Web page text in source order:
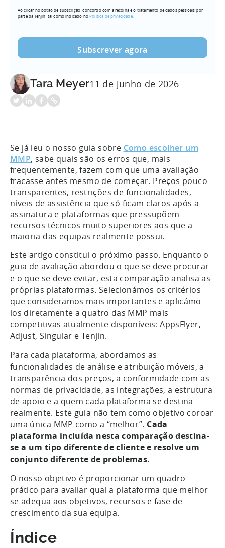
e-
(Obrigatório)
Ao clicar no botão de subscrição, concordo com a recolha e o tratamento de dados pessoais por
parte da Tenjin, tal como indicado noPolítica de privacidade.
Tara Meyer11 de junho de 2026
Se já leu o nosso guia sobre Como escolher um
MMP, sabe quais são os erros que, mais
frequentemente, fazem com que uma avaliação
fracasse antes mesmo de começar. Preços pouco
transparentes, restrições de funcionalidades,
níveis de assistência que só ficam claros após a
assinatura e plataformas que pressupõem
recursos técnicos muito superiores aos que a
maioria das equipas realmente possui.
Este artigo constitui o próximo passo. Enquanto o
guia de avaliação abordou o que se deve procurar
e o que se deve evitar, esta comparação analisa as
próprias plataformas. Selecionámos os critérios
que consideramos mais importantes e aplicámo-
los diretamente a quatro das MMP mais
competitivas atualmente disponíveis: AppsFlyer,
Adjust, Singular e Tenjin.
Para cada plataforma, abordamos as
funcionalidades de análise e atribuição móveis, a
transparência dos preços, a conformidade com as
normas de privacidade, as integrações, a estrutura
de apoio e a quem cada plataforma se destina
realmente. Este guia não tem como objetivo coroar
uma única MMP como a “melhor”. Cada
plataforma incluída nesta comparação destina-
se a um tipo diferente de cliente e resolve um
conjunto diferente de problemas.
O nosso objetivo é proporcionar um quadro
prático para avaliar qual a plataforma que melhor
se adequa aos objetivos, recursos e fase de
crescimento da sua equipa.
Índice